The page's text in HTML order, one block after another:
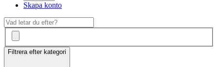
Skapa konto
Filtrera efter kategori